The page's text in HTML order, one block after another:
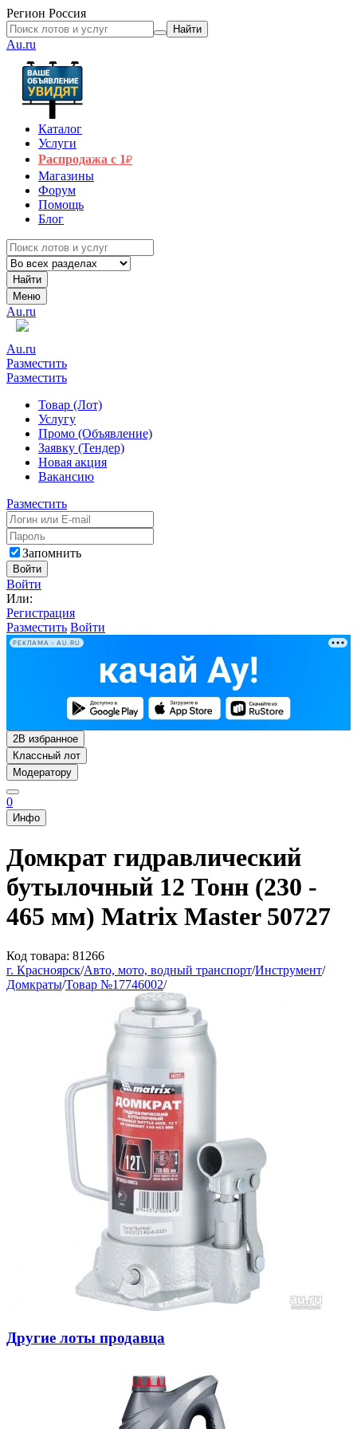
Регион Россия
Найти
Au.ru
Каталог
Услуги
Распродажа с 1₽
Магазины
Форум
Помощь
Блог
Найти
Меню
Au.ru
Au.ru
Разместить
Разместить
Товар (Лот)
Услугу
Промо (Объявление)
Заявку (Тендер)
Новая акция
Вакансию
Разместить
Запомнить
Войти
Войти
Или:
Регистрация
Разместить Войти
РЕКЛАМА • AU.RU
2В избранное
Классный лот
Модератору
0
Инфо
Домкрат гидравлический
бутылочный 12 Тонн (230 -
465 мм) Matrix Master 50727
Код товара: 81266
г. Красноярск/Авто, мото, водный транспорт/Инструмент/
Домкраты/Товар №17746002/
Другие лоты продавца